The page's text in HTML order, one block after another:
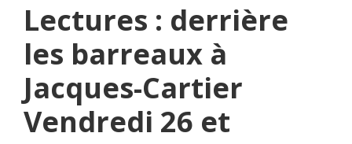
Lectures : derrière
les barreaux à
Jacques-Cartier
Vendredi 26 et